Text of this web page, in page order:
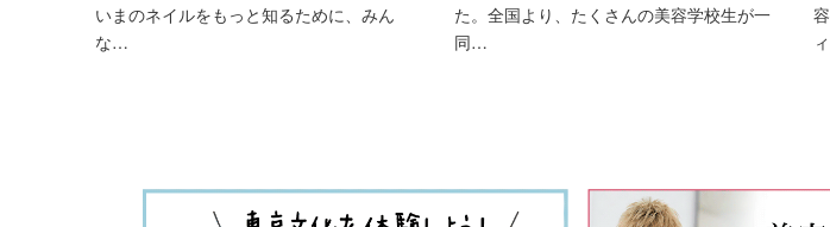
いまのネイルをもっと知るために、みん
な…
た。全国より、たくさんの美容学校生が一
同…